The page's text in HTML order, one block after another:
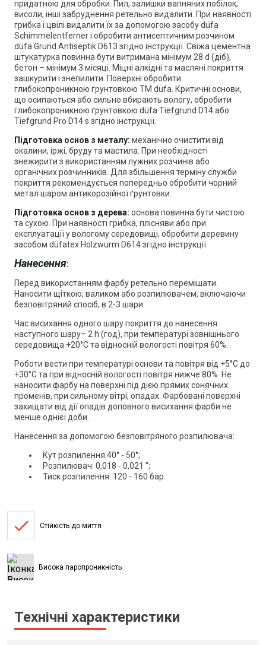
придатною для обробки. Пил, залишки вапняних побілок,
висоли, інші забруднення ретельно видалити. При наявності
грибка і цвілі видалити їх за допомогою засобу düfa
Schimmelentferner і обробити антисептичним розчином
düfa Grund Antiseptik D613 згідно інструкції. Свіжа цементна
штукатурка повинна бути витримана мінімум 28 d (діб),
бетон – мінімум 3 місяці. Міцні алкідні та масляні покриття
зашкурити і знепилити. Поверхні обробити
глибокопроникною ґрунтовкою ТМ düfa. Критичні основи,
що осипаються або сильно вбирають вологу, обробити
глибокопроникною ґрунтовкою düfa Tiefgrund D14 або
Tiefgrund Pro D14 s згідно інструкції.
Підготовка основ з металу: механічно очистити від
окалини, іржі, бруду та мастила. При необхідності
знежирити з використанням лужних розчинів або
органічних розчинників. Для збільшення терміну служби
покриття рекомендується попередньо обробити чорний
метал шаром антикорозійної ґрунтовки.
Підготовка основ з дерева: основа повинна бути чистою
та сухою. При наявності грибка, плісняви або при
експлуатації у вологому середовищі, обробити деревину
засобом düfatex Holzwurm D614 згідно інструкції
Нанесення:
Перед використанням фарбу ретельно перемішати.
Наносити щіткою, валиком або розпилювачем, включаючи
безповітряний спосіб, в 2-3 шари.
Час висихання одного шару покриття до нанесення
наступного шару– 2 h (год), при температурі зовнішнього
середовища +20°С та відносній вологості повітря 60%.
Роботи вести при температурі основи та повітря від +5°С до
+30°С та при відносній вологості повітря нижче 80%. Не
наносити фарбу на поверхні під дією прямих сонячних
променів, при сильному вітрі, опадах. Фарбовані поверхні
захищати від дії опадів доповного висихання фарби не
менше однієї доби.
Нанесення за допомогою безповітряного розпилювача:
Кут розпилення:40° - 50°;
Розпилювач: 0,018 - 0,021 ";
Тиск розпилення: 120 - 160 бар.
done Стійкість до миття
Висока паропроникність
Технічні характеристики